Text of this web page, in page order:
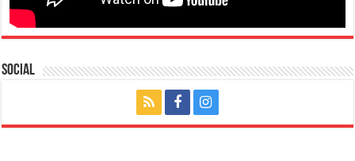
Social